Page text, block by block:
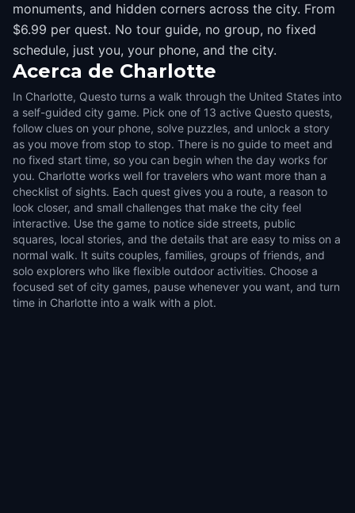
monuments, and hidden corners across the city. From
$6.99 per quest. No tour guide, no group, no fixed
schedule, just you, your phone, and the city.
Acerca de Charlotte
In Charlotte, Questo turns a walk through the United States into
a self-guided city game. Pick one of 13 active Questo quests,
follow clues on your phone, solve puzzles, and unlock a story
as you move from stop to stop. There is no guide to meet and
no fixed start time, so you can begin when the day works for
you. Charlotte works well for travelers who want more than a
checklist of sights. Each quest gives you a route, a reason to
look closer, and small challenges that make the city feel
interactive. Use the game to notice side streets, public
squares, local stories, and the details that are easy to miss on a
normal walk. It suits couples, families, groups of friends, and
solo explorers who like flexible outdoor activities. Choose a
focused set of city games, pause whenever you want, and turn
time in Charlotte into a walk with a plot.